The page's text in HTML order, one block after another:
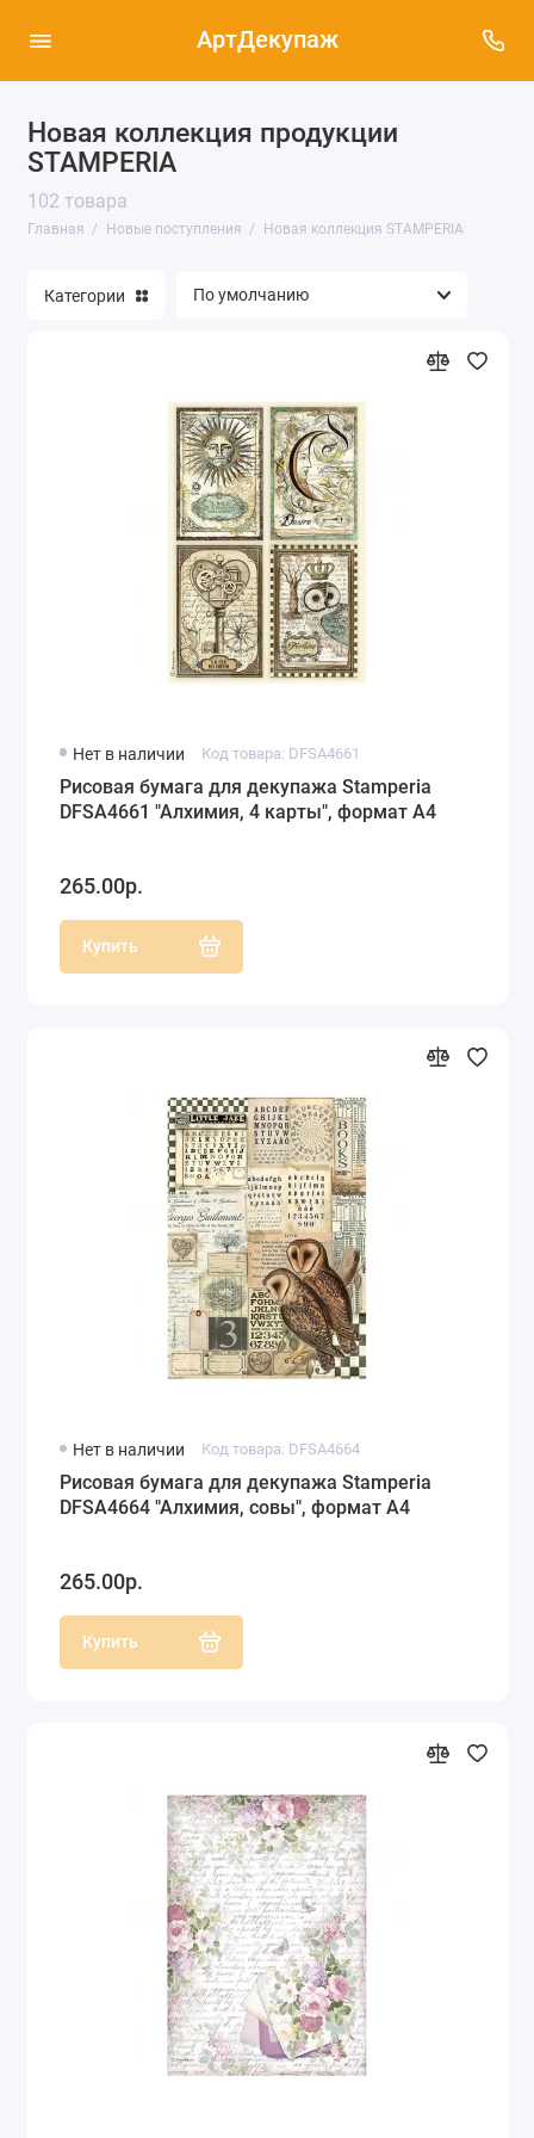
АртДекупаж
Новая коллекция продукции
STAMPERIA
102 товара
Главная Новые поступления Новая коллекция STAMPERIA
Новая коллекция STAMPERIA (102)
поступления (154)
Категории
Нет в наличии Код товара: DFSA4661
Рисовая бумага для декупажа Stamperia
DFSA4661 "Алхимия, 4 карты", формат А4
265.00р.
Купить
Нет в наличии Код товара: DFSA4664
Рисовая бумага для декупажа Stamperia
DFSA4664 "Алхимия, совы", формат А4
265.00р.
Купить